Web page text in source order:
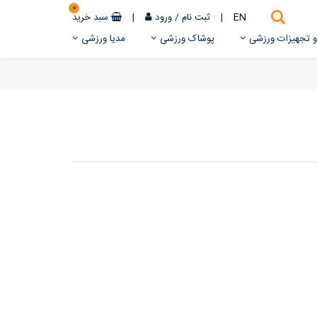
EN
| ثبت نام/ورود | سبد خرید
0
و تجهیزات ورزشی پوشاک ورزشی مدیا ورزشی